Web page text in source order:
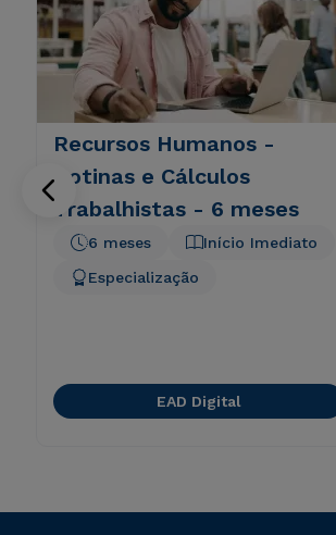
Recursos Humanos -
Rotinas e Cálculos
Trabalhistas - 6 meses
Início Imediato
6 meses
Especialização
EAD Digital